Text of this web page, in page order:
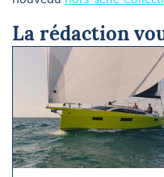
La rédaction